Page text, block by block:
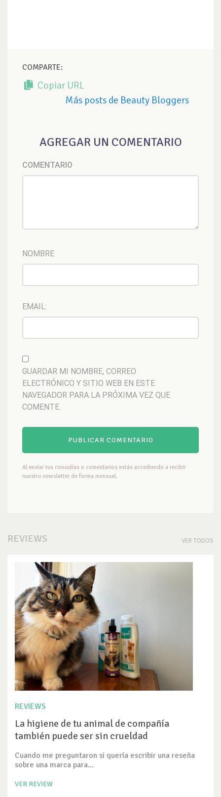
COMPARTE:
Copiar URL
Más posts de Beauty Bloggers
AGREGAR UN COMENTARIO
COMENTARIO
NOMBRE
EMAIL:
GUARDAR MI NOMBRE, CORREO
ELECTRÓNICO Y SITIO WEB EN ESTE
NAVEGADOR PARA LA PRÓXIMA VEZ QUE
COMENTE.
Al enviar tus consultas o comentarios estás accediendo a recibir
nuestro newsletter de forma mensual.
REVIEWS VER TODOS
REVIEWS
La higiene de tu animal de compañía
también puede ser sin crueldad
Cuando me preguntaron si quería escribir una reseña
sobre una marca para...
VER REVIEW